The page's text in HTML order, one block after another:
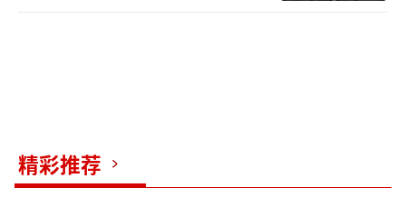
精彩推荐